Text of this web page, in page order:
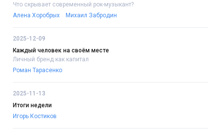
Что скрывает современный рок-музыкант?
Алена Хоробрых
Михаил Забродин
2025-12-09
Каждый человек на своём месте
Личный бренд как капитал
Роман Тарасенко
2025-11-13
Итоги недели
Игорь Костиков